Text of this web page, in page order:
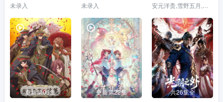
未录入
未录入
更新第06集
更新第22集
共26集全